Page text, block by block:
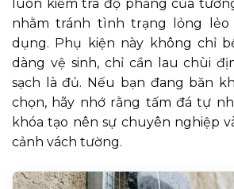
luôn kiểm tra độ phẳng của
nhằm tránh tình trạng lỏng lẻo
dụng. Phụ kiện này không chỉ
dàng vệ sinh, chỉ cần lau chùi
sạch là đủ. Nếu bạn đang băn
chọn, hãy nhớ rằng tấm đá tự
khóa tạo nên sự chuyên nghiệp
cảnh vách tường.